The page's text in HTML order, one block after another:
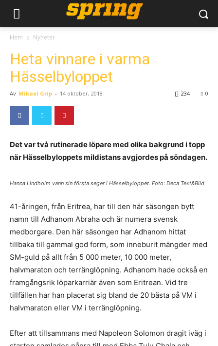
Hem Nyheter
Heta vinnare i varma
Hässelbyloppet
Av Mikael Grip - 14 oktober, 2018 0
234
Det var två rutinerade löpare med olika bakgrund i topp
när Hässelbyloppets mildistans avgjordes på söndagen.
Hanna Lindholm vann sin första seger i Hässelbyloppet. Foto: Deca Text&Bild
41-åringen, från Eritrea, har till den här säsongen bytt
namn till Adhanom Abraha och är numera svensk
medborgare. Den här säsongen har Adhanom hittat
tillbaka till gammal god form, som inneburit mängder med
SM-guld på allt från 5 000 meter, 10 000 meter,
halvmaraton och terränglöpning. Adhanom hade också en
framgångsrik löparkarriär även som Eritrean. Vid tre
tillfällen har han placerat sig bland de 20 bästa på VM i
halvmaraton eller VM i terränglöpning.
Efter att tillsammans med Napoleon Solomon dragit iväg i